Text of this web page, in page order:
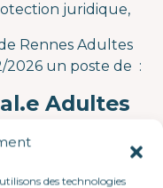
des technologies
juridique,
Rennes Adultes
un poste de :
Adultes